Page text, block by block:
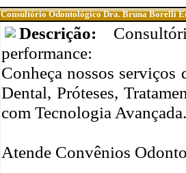
Consultório Odontológico Dra. Bruna Borelli
Descrição:
performance:
Conheça nossos serviços
Dental, Próteses,
com Tecnologia Avançada.
Atende Convênios